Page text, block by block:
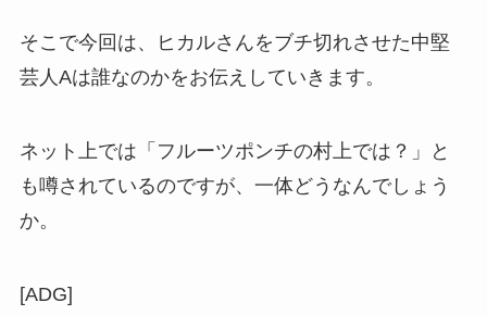
そこで今回は、ヒカルさんをブチ切れさせた中堅
芸人Aは誰なのかをお伝えしていきます。
ネット上では「フルーツポンチの村上では？」と
も噂されているのですが、一体どうなんでしょう
か。
[ADG]